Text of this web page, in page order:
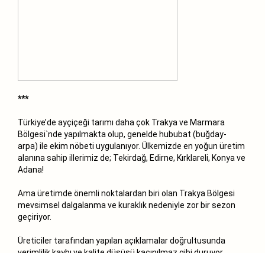
***
Türkiye’de ayçiçeği tarımı daha çok Trakya ve Marmara
Bölgesi`nde yapılmakta olup, genelde hububat (buğday-
arpa) ile ekim nöbeti uygulanıyor. Ülkemizde en yoğun üretim
alanına sahip illerimiz de; Tekirdağ, Edirne, Kırklareli, Konya ve
Adana!
Ama üretimde önemli noktalardan biri olan Trakya Bölgesi
mevsimsel dalgalanma ve kuraklık nedeniyle zor bir sezon
geçiriyor.
Üreticiler tarafından yapılan açıklamalar doğrultusunda